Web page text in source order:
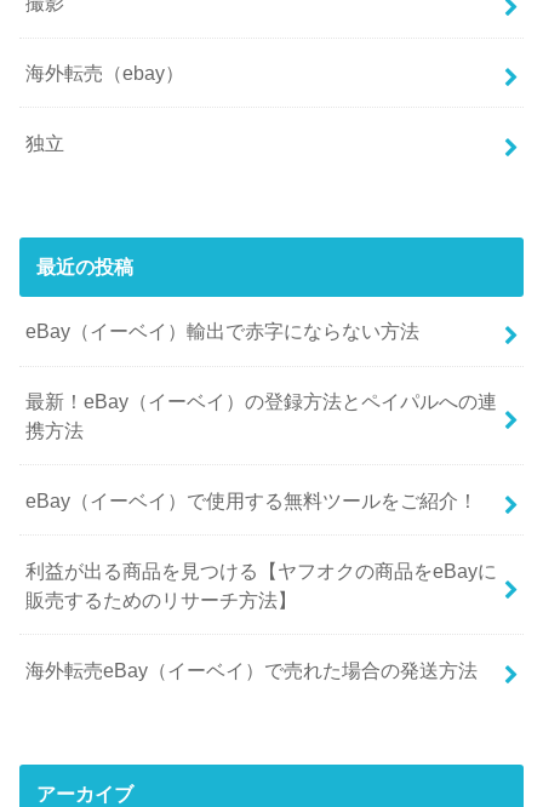
海外転売（ebay）
独立
最近の投稿
eBay（イーベイ）輸出で赤字にならない方法
最新！eBay（イーベイ）の登録方法とペイパルへの連
携方法
eBay（イーベイ）で使用する無料ツールをご紹介！
利益が出る商品を見つける【ヤフオクの商品をeBayに
販売するためのリサーチ方法】
海外転売eBay（イーベイ）で売れた場合の発送方法
アーカイブ